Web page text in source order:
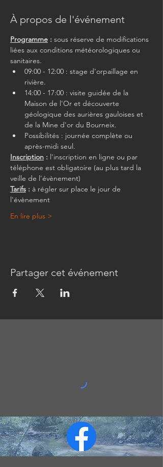
À propos de l'événement
Programme : sous réserve de modifications
liées aux conditions météorologiques ou
sanitaires.
09:00 - 12:00 : stage d'orpaillage en
rivière.
14:00 - 17:00 : visite guidée de la
Maison de l'Or et découverte
géologique des aurières gauloises et
de la Mine d'or du Bourneix.
Possibilités : journée complète ou
après-midi seul.
Inscription : l'inscription en ligne ou par
téléphone est obligatoire (au plus tard la
veille de l'évènement)
Tarifs : à régler sur place le jour de
l'évènement
En lire plus >
Partager cet événement